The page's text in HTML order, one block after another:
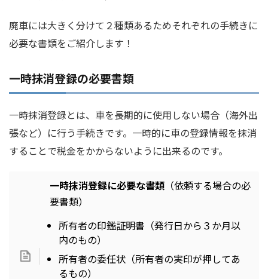
廃車には大きく分けて２種類あるためそれぞれの手続きに
必要な書類をご紹介します！
一時抹消登録の必要書類
一時抹消登録とは、車を長期的に使用しない場合（海外出
張など）に行う手続きです。一時的に車の登録情報を抹消
することで税金をかからないように出来るのです。
一時抹消登録に必要な書類（依頼する場合の必
要書類）
所有者の印鑑証明書（発行日から３か月以
内のもの）
所有者の委任状（所有者の実印が押してあ
るもの）